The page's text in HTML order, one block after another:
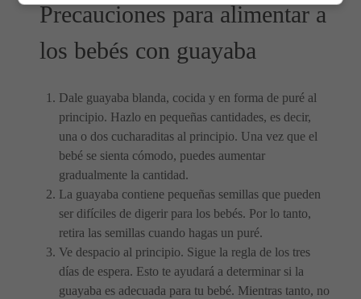
Precauciones para alimentar a
los bebés con guayaba
Dale guayaba blanda, cocida y en forma de puré al
principio. Hazlo en pequeñas cantidades, es decir,
una o dos cucharaditas al principio. Una vez que el
bebé se sienta cómodo, puedes aumentar
gradualmente la cantidad.
La guayaba contiene pequeñas semillas que pueden
ser difíciles de digerir para los bebés. Por lo tanto,
retira las semillas cuando hagas un puré.
Ve despacio al principio. Sigue la regla de los tres
días de espera. Esto te ayudará a determinar si la
guayaba es adecuada para tu bebé. Mientras tanto, no